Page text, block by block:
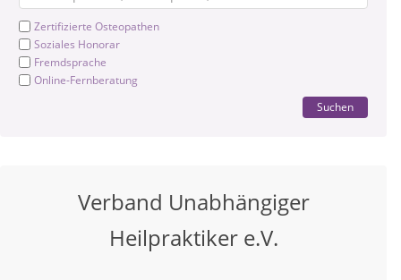
Zertifizierte Osteopathen
Soziales Honorar
Fremdsprache
Online-Fernberatung
Suchen
Verband Unabhängiger
Heilpraktiker e.V.